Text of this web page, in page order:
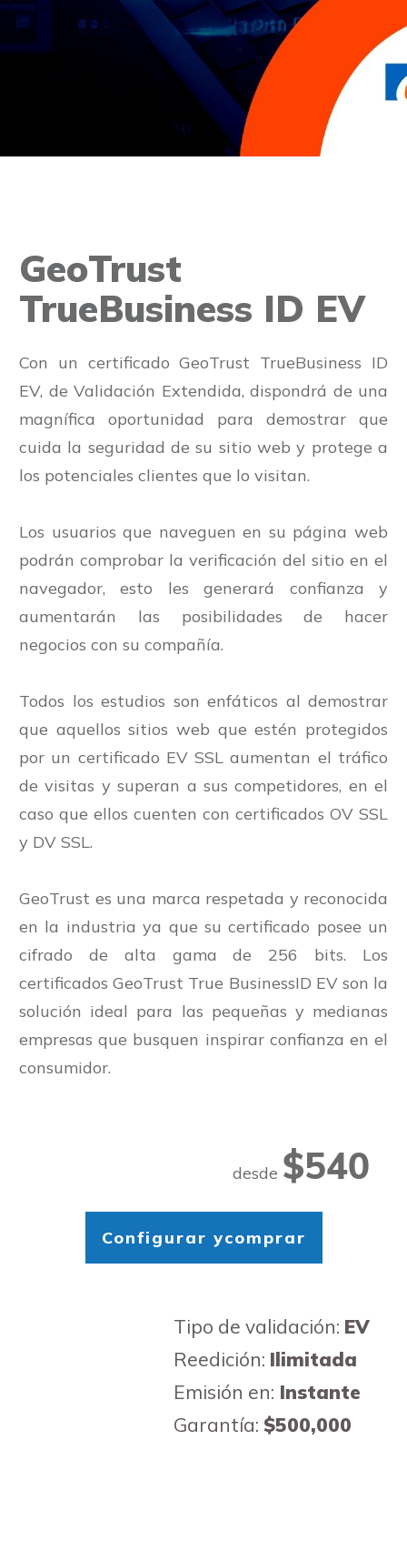
GeoTrust
TrueBusiness ID EV
Con un certificado GeoTrust TrueBusiness ID
EV, de Validación Extendida, dispondrá de una
magnífica oportunidad para demostrar que
cuida la seguridad de su sitio web y protege a
los potenciales clientes que lo visitan.
Los usuarios que naveguen en su página web
podrán comprobar la verificación del sitio en el
navegador, esto les generará confianza y
aumentarán las posibilidades de hacer
negocios con su compañía.
Todos los estudios son enfáticos al demostrar
que aquellos sitios web que estén protegidos
por un certificado EV SSL aumentan el tráfico
de visitas y superan a sus competidores, en el
caso que ellos cuenten con certificados OV SSL
y DV SSL.
GeoTrust es una marca respetada y reconocida
en la industria ya que su certificado posee un
cifrado de alta gama de 256 bits. Los
certificados GeoTrust True BusinessID EV son la
solución ideal para las pequeñas y medianas
empresas que busquen inspirar confianza en el
consumidor.
desde $540
Configurar ycomprar
Tipo de validación: EV
Reedición: Ilimitada
Emisión en: Instante
Garantía: $500,000